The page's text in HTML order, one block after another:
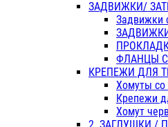
ЗАДВИЖКИ/
Задвижки
ФЛАНЦЫ
КРЕПЕЖИ ДЛЯ
Хомуты
Крепежи
Хомут